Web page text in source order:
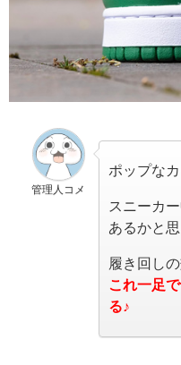
管理人コメ
ポップなカ
スニーカ
あるかと思
履き回し
これ一足
る♪